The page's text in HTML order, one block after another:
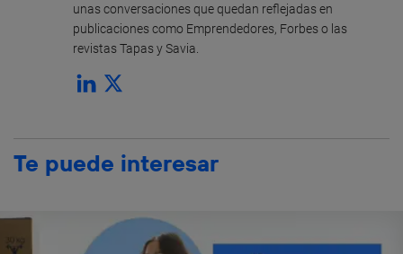
unas conversaciones que quedan reflejadas en
publicaciones como Emprendedores, Forbes o las
revistas Tapas y Savia.
Te puede interesar